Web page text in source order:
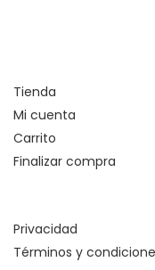
Tienda
Mi cuenta
Carrito
Finalizar compra
Privacidad
Términos y